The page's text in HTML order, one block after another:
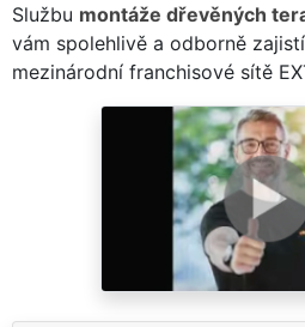
Službu montáže dřevěných
vám spolehlivě a odborně
mezinárodní franchisové sítě